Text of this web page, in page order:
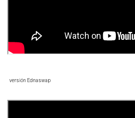
versión Ednaswap